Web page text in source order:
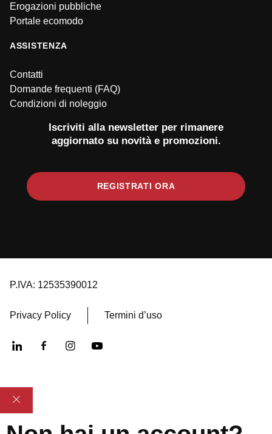
Erogazioni pubbliche
Portale ecomodo
ASSISTENZA
Contatti
Domande frequenti (FAQ)
Condizioni di noleggio
Iscriviti alla newsletter per rimanere
aggiornato su novità e promozioni.
REGISTRATI ORA
P.IVA: 12535390012
Privacy Policy Termini d’uso